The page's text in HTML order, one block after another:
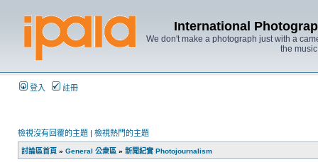
International
We don't make a photograph just with a
the
登入 註冊
檢視沒有回覆的主題 | 檢視熱門的主題
討論區首頁 » General 公衆區 » 新聞紀實 Photojournalism